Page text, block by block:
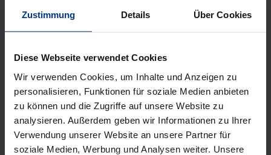
Zustimmung Details Über Cookies
Diese Webseite verwendet Cookies
Wir verwenden Cookies, um Inhalte und Anzeigen zu
personalisieren, Funktionen für soziale Medien anbieten
zu können und die Zugriffe auf unsere Website zu
analysieren. Außerdem geben wir Informationen zu Ihrer
Verwendung unserer Website an unsere Partner für
soziale Medien, Werbung und Analysen weiter. Unsere
Nachrichtendienstliche Extremismus-
Extremismus, Extremismus und politische Ordnung,
Extremismus in Rumänien, die Aktualität von
Populismus in Deutschland, die Diskussion um die
Reichskriegsflagge sowie verschiedenen Formen
und Ausprägungen von Extremismus während der
Corona-Pandemie.